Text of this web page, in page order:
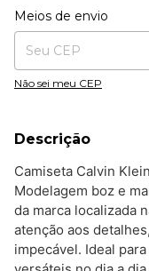
Entregas para o CEP:
Meios de envio
Não sei meu CEP
Descrição
Camiseta Calvin
Modelagem boz e
da marca localizada
atenção aos
impecável. Ideal